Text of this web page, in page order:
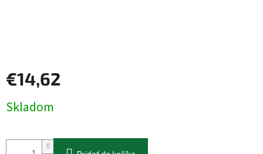
€14,62
cena:
Skladom